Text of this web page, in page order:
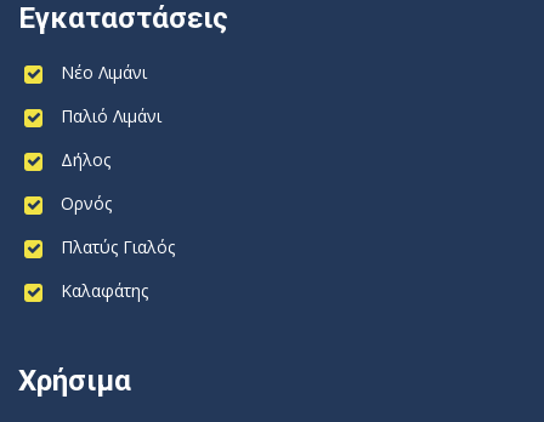
Εγκαταστάσεις
Νέο Λιμάνι
Παλιό Λιμάνι
Δήλος
Ορνός
Πλατύς Γιαλός
Καλαφάτης
Χρήσιμα